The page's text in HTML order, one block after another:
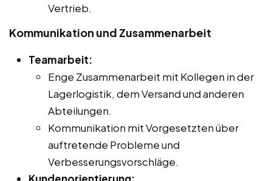
Vertrieb.
Kommunikation und Zusammenarbeit
Teamarbeit:
Enge Zusammenarbeit mit Kollegen in der
Lagerlogistik, dem Versand und anderen
Abteilungen.
Kommunikation mit Vorgesetzten über
auftretende Probleme und
Verbesserungsvorschläge.
Kundenorientierung: